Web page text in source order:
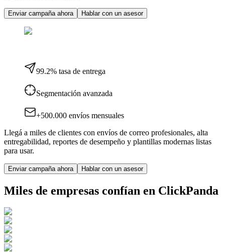
Enviar campaña ahora Hablar con un asesor
99.2% tasa de entrega
Segmentación avanzada
+500.000 envíos mensuales
Llegá a miles de clientes con envíos de correo profesionales, alta
entregabilidad, reportes de desempeño y plantillas modernas listas
para usar.
Enviar campaña ahora Hablar con un asesor
Miles de empresas confían en ClickPanda